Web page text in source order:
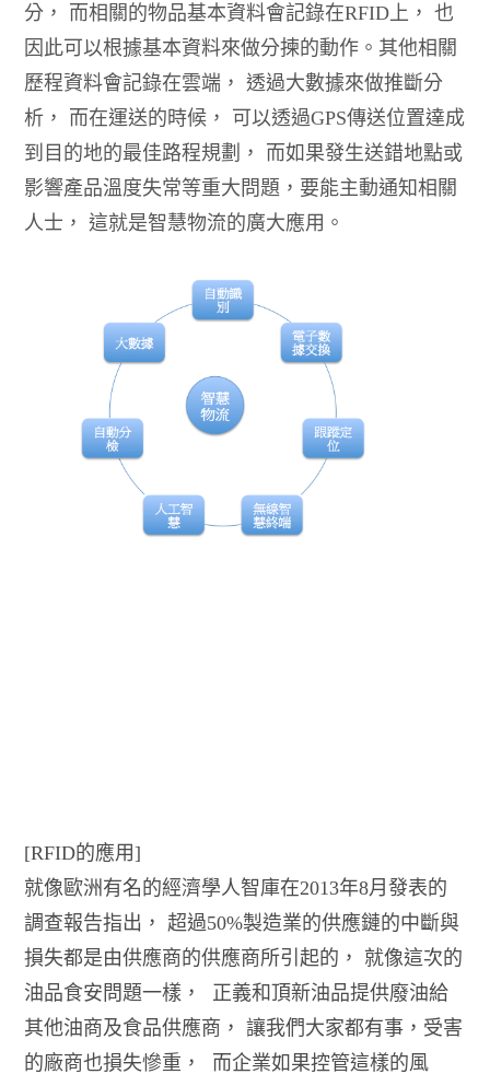
分， 而相關的物品基本資料會記錄在RFID上， 也
因此可以根據基本資料來做分揀的動作。其他相關
歷程資料會記錄在雲端， 透過大數據來做推斷分
析， 而在運送的時候， 可以透過GPS傳送位置達成
到目的地的最佳路程規劃， 而如果發生送錯地點或
影響產品溫度失常等重大問題，要能主動通知相關
人士， 這就是智慧物流的廣大應用。
[RFID的應用]
就像歐洲有名的經濟學人智庫在2013年8月發表的
調查報告指出， 超過50%製造業的供應鏈的中斷與
損失都是由供應商的供應商所引起的， 就像這次的
油品食安問題一樣，
正義和頂新油品提供廢油給
其他油商及食品供應商， 讓我們大家都有事，受害
的廠商也損失慘重，
而企業如果控管這樣的風